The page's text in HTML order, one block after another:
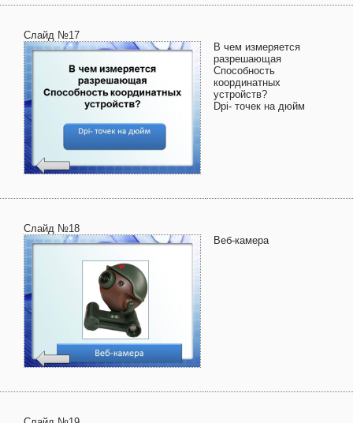
Слайд №17
В чем измеряется
разрешающая
Способность
координатных
устройств?
Dpi- точек на дюйм
Слайд №18
Веб-камера